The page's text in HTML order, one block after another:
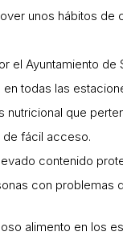
unos hábitos
el Ayuntamiento
todas las
nutricional que
de fácil acceso.
contenido
con
alimento en los